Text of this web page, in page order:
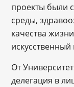
проекты были
среды,
качества
искусственный
От
делегация в